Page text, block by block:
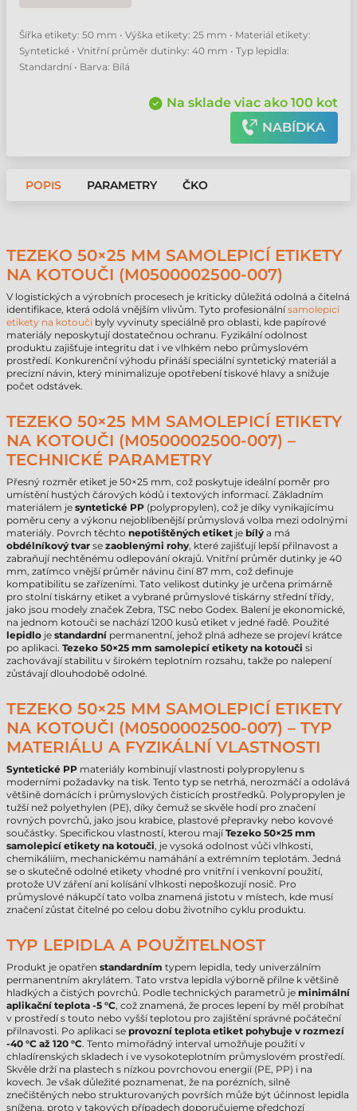
Šířka etikety: 50 mm • Výška etikety: 25 mm • Materiál etikety:
Syntetické • Vnitřní průměr dutinky: 40 mm • Typ lepidla:
Standardní • Barva: Bílá
Na sklade viac ako 100 kot
NABÍDKA
POPIS PARAMETRY ČKO
TEZEKO 50×25 MM SAMOLEPICÍ ETIKETY
NA KOTOUČI (M0500002500-007)
V logistických a výrobních procesech je kriticky důležitá odolná a čitelná
identifikace, která odolá vnějším vlivům. Tyto profesionálnísamolepicí
etikety na kotouči byly vyvinuty speciálně pro oblasti, kde papírové
materiály neposkytují dostatečnou ochranu. Fyzikální odolnost
produktu zajišťuje integritu dat i ve vlhkém nebo průmyslovém
prostředí. Konkurenční výhodu přináší speciální syntetický materiál a
precizní návin, který minimalizuje opotřebení tiskové hlavy a snižuje
počet odstávek.
TEZEKO 50×25 MM SAMOLEPICÍ ETIKETY
NA KOTOUČI (M0500002500-007) –
TECHNICKÉ PARAMETRY
Přesný rozměr etiket je 50×25 mm, což poskytuje ideální poměr pro
umístění hustých čárových kódů i textových informací. Základním
materiálem je syntetické PP (polypropylen), což je díky vynikajícímu
poměru ceny a výkonu nejoblíbenější průmyslová volba mezi odolnými
materiály. Povrch těchto nepotištěných etiket je bílý a má
obdélníkový tvar se zaoblenými rohy, které zajišťují lepší přilnavost a
zabraňují nechtěnému odlepování okrajů. Vnitřní průměr dutinky je 40
mm, zatímco vnější průměr návinu činí 87 mm, což definuje
kompatibilitu se zařízeními. Tato velikost dutinky je určena primárně
pro stolní tiskárny etiket a vybrané průmyslové tiskárny střední třídy,
jako jsou modely značek Zebra, TSC nebo Godex. Balení je ekonomické,
na jednom kotouči se nachází 1200 kusů etiket v jedné řadě. Použité
lepidlo je standardní permanentní, jehož plná adheze se projeví krátce
po aplikaci. Tezeko 50×25 mm samolepicí etikety na kotouči si
zachovávají stabilitu v širokém teplotním rozsahu, takže po nalepení
zůstávají dlouhodobě odolné.
TEZEKO 50×25 MM SAMOLEPICÍ ETIKETY
NA KOTOUČI (M0500002500-007) – TYP
MATERIÁLU A FYZIKÁLNÍ VLASTNOSTI
Syntetické PP materiály kombinují vlastnosti polypropylenu s
moderními požadavky na tisk. Tento typ se netrhá, nerozmáčí a odolává
většině domácích i průmyslových čisticích prostředků. Polypropylen je
tužší než polyethylen (PE), díky čemuž se skvěle hodí pro značení
rovných povrchů, jako jsou krabice, plastové přepravky nebo kovové
součástky. Specifickou vlastností, kterou majíTezeko 50×25 mm
samolepicí etikety na kotouči, je vysoká odolnost vůči vlhkosti,
chemikáliím, mechanickému namáhání a extrémním teplotám. Jedná
se o skutečně odolné etikety vhodné pro vnitřní i venkovní použití,
protože UV záření ani kolísání vlhkosti nepoškozují nosič. Pro
průmyslové nákupčí tato volba znamená jistotu v místech, kde musí
značení zůstat čitelné po celou dobu životního cyklu produktu.
TYP LEPIDLA A POUŽITELNOST
Produkt je opatřen standardním typem lepidla, tedy univerzálním
permanentním akrylátem. Tato vrstva lepidla výborně přilne k většině
hladkých a čistých povrchů. Podle technických parametrů je minimální
aplikační teplota -5 °C, což znamená, že proces lepení by měl probíhat
v prostředí s touto nebo vyšší teplotou pro zajištění správné počáteční
přilnavosti. Po aplikaci se provozní teplota etiket pohybuje v rozmezí
-40 °C až 120 °C. Tento mimořádný interval umožňuje použití v
chladírenských skladech i ve vysokoteplotním průmyslovém prostředí.
Skvěle drží na plastech s nízkou povrchovou energií (PE, PP) i na
kovech. Je však důležité poznamenat, že na porézních, silně
znečištěných nebo strukturovaných površích může být účinnost lepidla
snížena, proto v takových případech doporučujeme předchozí